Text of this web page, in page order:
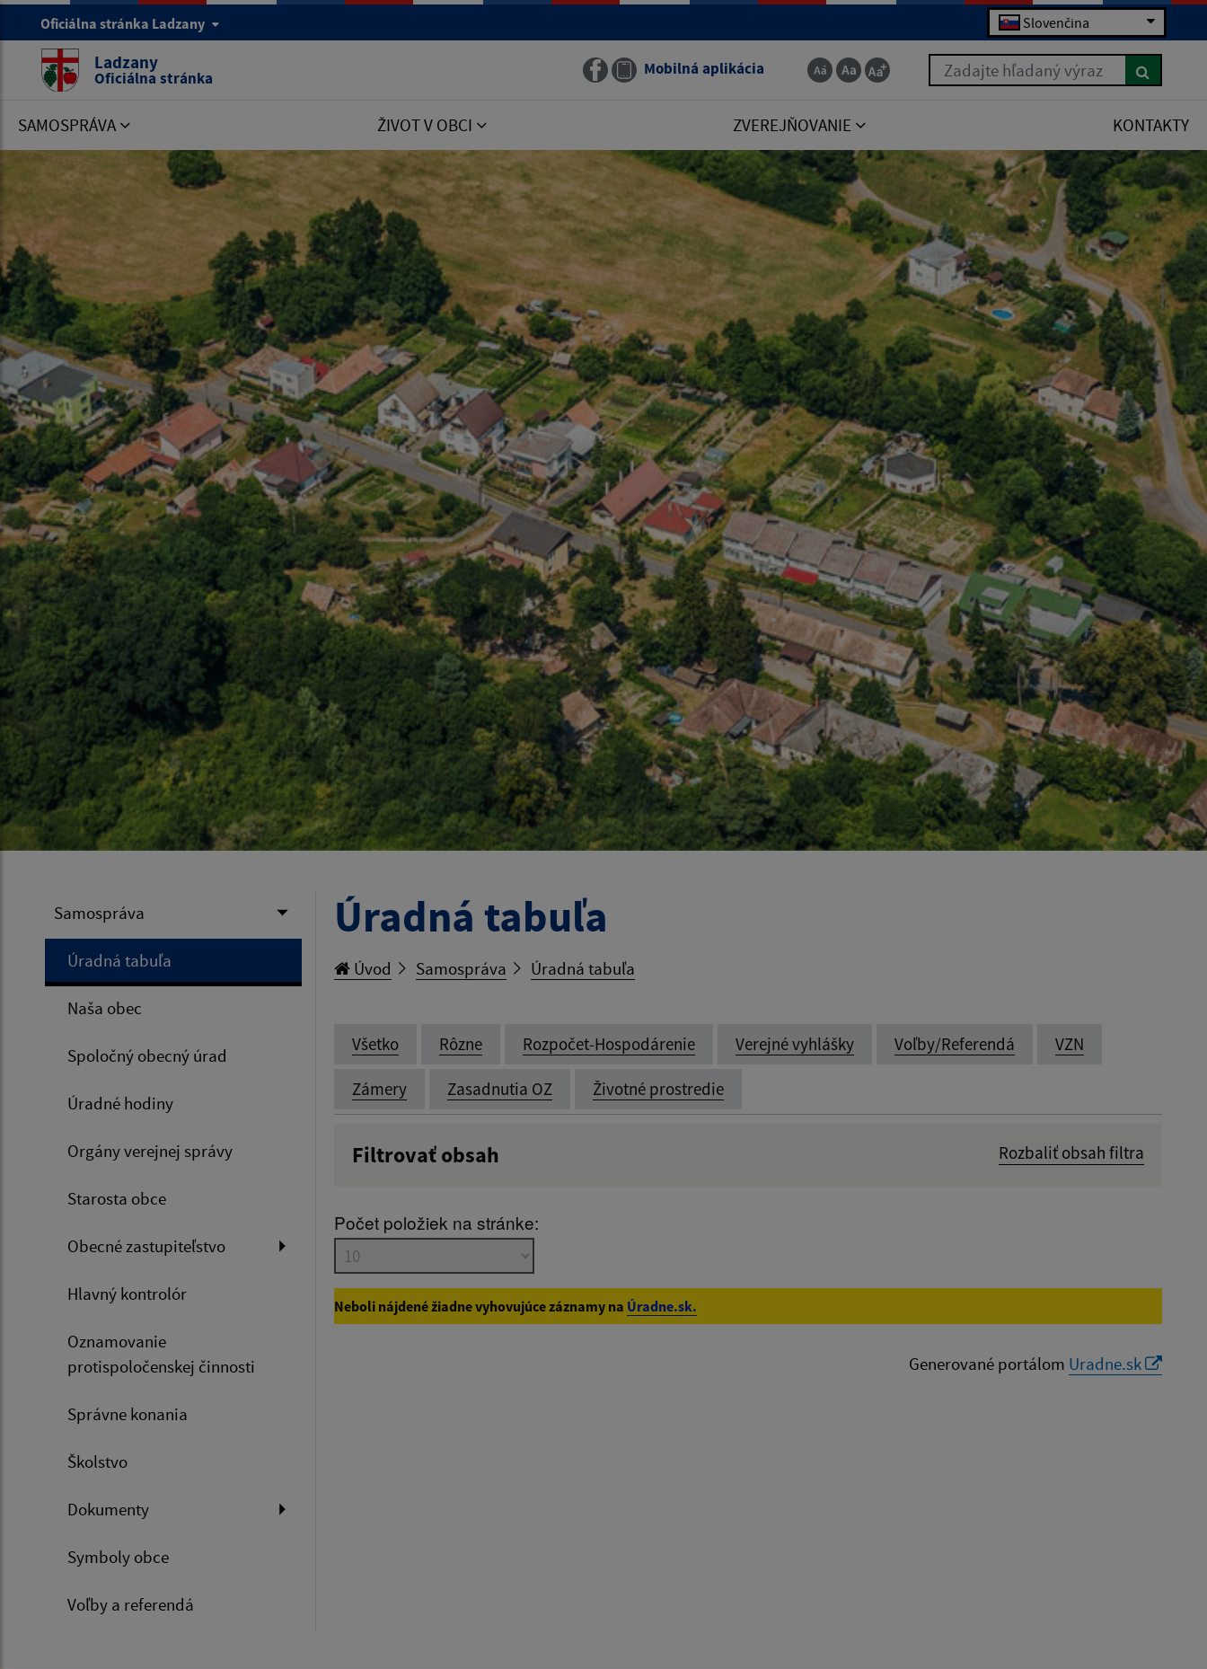
Oficiálna stránka Ladzany Slovenčina
Ladzany
Oficiálna stránka Mobilná aplikácia Zadajte hľadaný výraz
SAMOSPRÁVA ŽIVOT V OBCI ZVEREJŇOVANIE KONTAKTY
Samospráva
Úradná tabuľa
Naša obec
Spoločný obecný úrad
Úradné hodiny
Orgány verejnej správy
Starosta obce
Obecné zastupiteľstvo
Hlavný kontrolór
Oznamovanie
protispoločenskej činnosti
Správne konania
Školstvo
Dokumenty
Symboly obce
Voľby a referendá
Úradná tabuľa
Úvod Samospráva Úradná tabuľa
Všetko Rôzne Rozpočet-Hospodárenie Verejné vyhlášky Voľby/Referendá VZN
Zámery Zasadnutia OZ Životné prostredie
Filtrovať obsah Rozbaliť obsah filtra
Dátum zverejnenia do:
Reset
Počet položiek na stránke:
Neboli nájdené žiadne vyhovujúce záznamy na Úradne.sk.
Generované portálom Uradne.sk